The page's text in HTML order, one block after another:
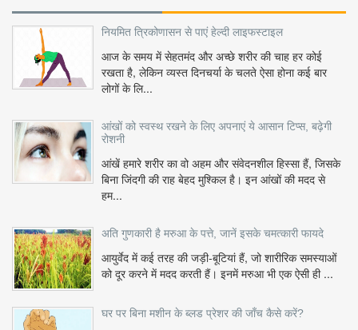
नियमित त्रिकोणासन से पाएं हेल्दी लाइफस्टाइल
आज के समय में सेहतमंद और अच्छे शरीर की चाह हर कोई
रखता है, लेकिन व्यस्त दिनचर्या के चलते ऐसा होना कई बार
लोगों के लि...
आंखों को स्वस्थ रखने के लिए अपनाएं ये आसान टिप्स, बढ़ेगी
रोशनी
आंखें हमारे शरीर का वो अहम और संवेदनशील हिस्सा हैं, जिसके
बिना जिंदगी की राह बेहद मुश्किल है। इन आंखों की मदद से
हम...
अति गुणकारी है मरुआ के पत्ते, जानें इसके चमत्कारी फायदे
आयुर्वेद में कई तरह की जड़ी-बूटियां हैं, जो शारीरिक समस्याओं
को दूर करने में मदद करती हैं। इनमें मरुआ भी एक ऐसी ही ...
घर पर बिना मशीन के ब्लड प्रेशर की जाँच कैसे करें?